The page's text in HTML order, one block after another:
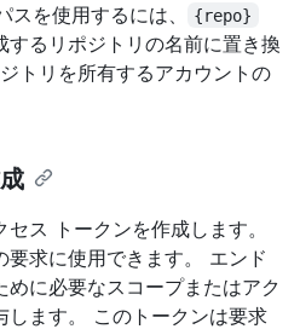
を使用するには、
{repo}
するリポジトリの名前に置き換
トリを所有するアカウントの
ス トークンを作成します。
要求に使用できます。 エンド
に必要なスコープまたはアク
します。 このトークンは要求